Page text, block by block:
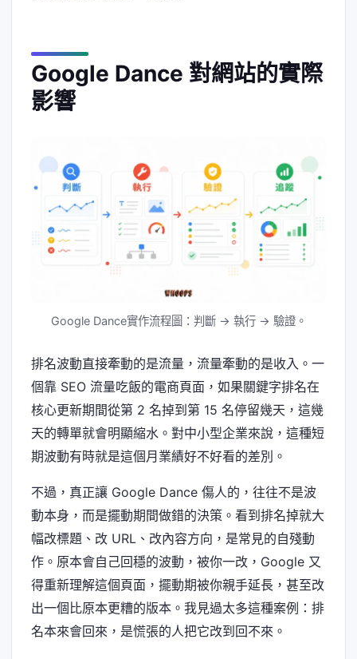
Google Dance 對網站的實際
影響
Google Dance實作流程圖：判斷 → 執行 → 驗證。
排名波動直接牽動的是流量，流量牽動的是收入。一
個靠 SEO 流量吃飯的電商頁面，如果關鍵字排名在
核心更新期間從第 2 名掉到第 15 名停留幾天，這幾
天的轉單就會明顯縮水。對中小型企業來說，這種短
期波動有時就是這個月業績好不好看的差別。
不過，真正讓 Google Dance 傷人的，往往不是波
動本身，而是擺動期間做錯的決策。看到排名掉就大
幅改標題、改 URL、改內容方向，是常見的自殘動
作。原本會自己回穩的波動，被你一改，Google 又
得重新理解這個頁面，擺動期被你親手延長，甚至改
出一個比原本更糟的版本。我見過太多這種案例：排
名本來會回來，是慌張的人把它改到回不來。